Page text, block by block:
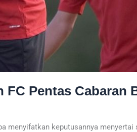
Pentas Cabaran
menyifatkan keputusannya